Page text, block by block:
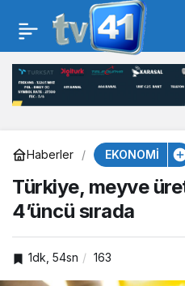
Haberler EKONOMİ
Türkiye, meyve
4’üncü sırada
1dk, 54sn 163
Türkiye, meyve
üretiminde dünyada
4’üncü sırada